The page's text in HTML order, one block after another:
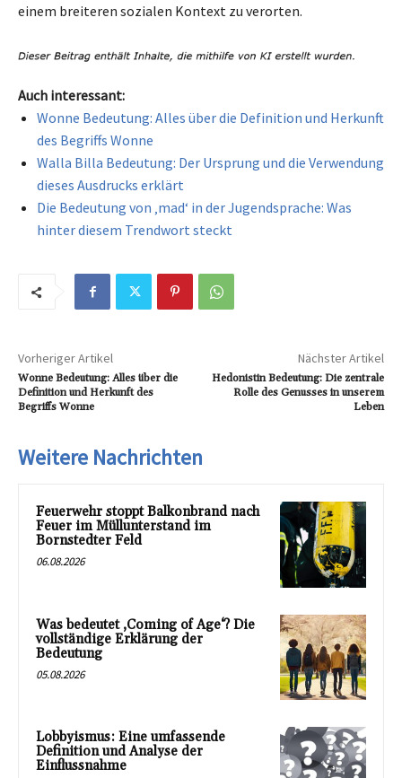
einem breiteren sozialen Kontext zu verorten.
Auch interessant:
Wonne Bedeutung: Alles über die Definition und Herkunft
des Begriffs Wonne
Walla Billa Bedeutung: Der Ursprung und die Verwendung
dieses Ausdrucks erklärt
Die Bedeutung von ‚mad‘ in der Jugendsprache: Was
hinter diesem Trendwort steckt
Vorheriger Artikel
Wonne Bedeutung: Alles über die
Definition und Herkunft des
Begriffs Wonne
Nächster Artikel
Hedonistin Bedeutung: Die zentrale
Rolle des Genusses in unserem
Leben
Weitere Nachrichten
Feuerwehr stoppt Balkonbrand nach
Feuer im Müllunterstand im
Bornstedter Feld
06.08.2026
Was bedeutet ‚Coming of Age‘? Die
vollständige Erklärung der
Bedeutung
05.08.2026
Lobbyismus: Eine umfassende
Definition und Analyse der
Einflussnahme